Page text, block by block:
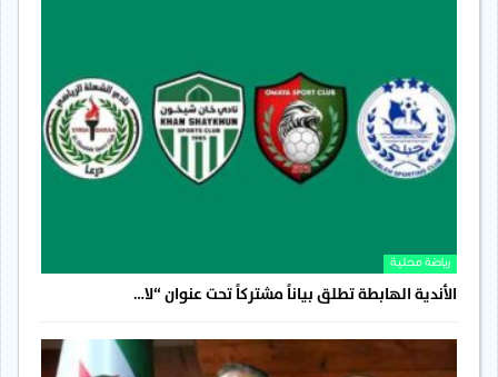
رياضة محلية
الأندية الهابطة تطلق بياناً مشتركاً تحت عنوان “لا…